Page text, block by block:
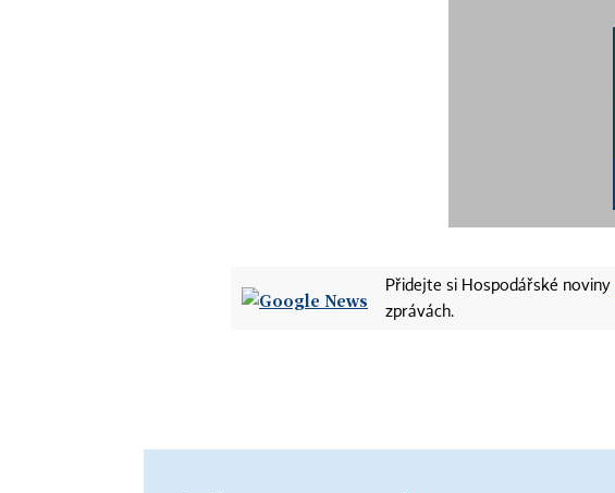
Přidejte si Hospodářské noviny
zprávách.